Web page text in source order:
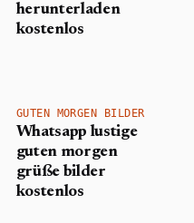
herunterladen
kostenlos​
GUTEN MORGEN BILDER
Whatsapp lustige
guten morgen
grüße bilder
kostenlos